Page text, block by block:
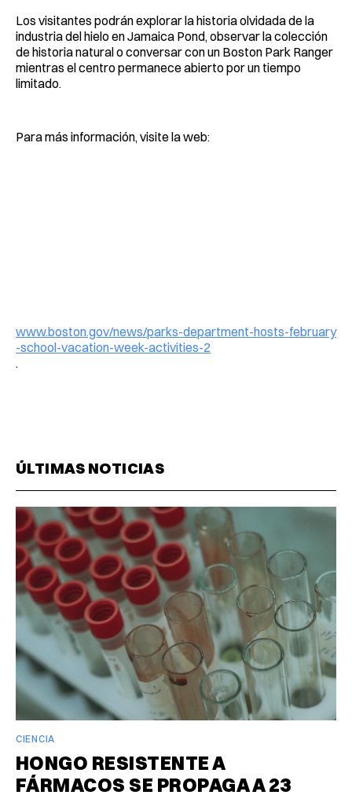
Los visitantes podrán explorar la historia olvidada de la
industria del hielo en Jamaica Pond, observar la colección
de historia natural o conversar con un Boston Park Ranger
mientras el centro permanece abierto por un tiempo
limitado.
Para más información, visite la web:
www.boston.gov/news/parks-department-hosts-february
-school-vacation-week-activities-2
.
ÚLTIMAS NOTICIAS
CIENCIA
HONGO RESISTENTE A
FÁRMACOS SE PROPAGA A 23